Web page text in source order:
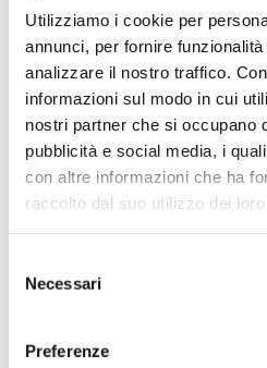
Utilizziamo i cookie per
annunci, per fornire
analizzare il nostro traffico.
informazioni sul modo in cui
nostri partner che si occupano
pubblicità e social media, i
con altre informazioni che ha
raccolto dal suo utilizzo dei loro
delNecessari
Preferenze
Dimensioni
130x50 cm
Finiture disponibili
FINITURA ACCIAIO